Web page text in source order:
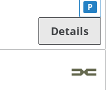
P
Details